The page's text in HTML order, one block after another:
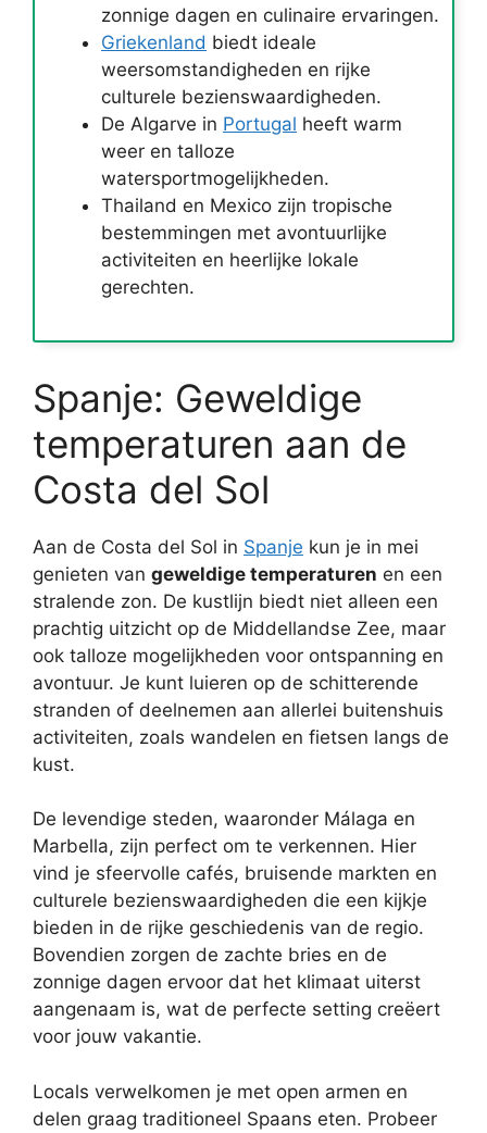
zonnige dagen en culinaire ervaringen.
Griekenland biedt ideale
weersomstandigheden en rijke
culturele bezienswaardigheden.
De Algarve in Portugal heeft warm
weer en talloze
watersportmogelijkheden.
Thailand en Mexico zijn tropische
bestemmingen met avontuurlijke
activiteiten en heerlijke lokale
gerechten.
Spanje: Geweldige
temperaturen aan de
Costa del Sol
Aan de Costa del Sol in Spanje kun je in mei
genieten van geweldige temperaturen en een
stralende zon. De kustlijn biedt niet alleen een
prachtig uitzicht op de Middellandse Zee, maar
ook talloze mogelijkheden voor ontspanning en
avontuur. Je kunt luieren op de schitterende
stranden of deelnemen aan allerlei buitenshuis
activiteiten, zoals wandelen en fietsen langs de
kust.
De levendige steden, waaronder Málaga en
Marbella, zijn perfect om te verkennen. Hier
vind je sfeervolle cafés, bruisende markten en
culturele bezienswaardigheden die een kijkje
bieden in de rijke geschiedenis van de regio.
Bovendien zorgen de zachte bries en de
zonnige dagen ervoor dat het klimaat uiterst
aangenaam is, wat de perfecte setting creëert
voor jouw vakantie.
Locals verwelkomen je met open armen en
delen graag traditioneel Spaans eten. Probeer